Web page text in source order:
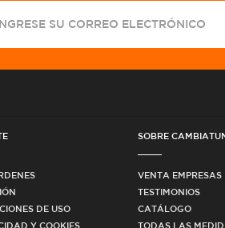
DE USO
Y COOKIES
SOBRE
VENTA EMPRESAS
TESTIMONIOS
CATÁLOGO
TODAS LAS